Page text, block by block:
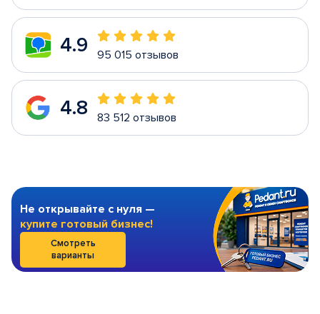
4.9 95 015 отзывов
4.8 83 512 отзывов
Не открывайте с нуля —
купите готовый бизнес!
Смотреть
варианты